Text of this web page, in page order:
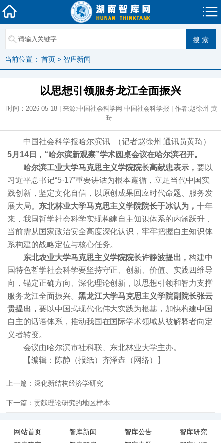
当前位置： 首页 > 智库新闻
以思想引领服务龙江全面振兴
时间：2026-05-18 | 来源:中国社会科学网-中国社会科学报 | 作者:赵徐州 黄
琦
中国社会科学报哈尔滨讯 （记者赵徐州 通讯员黄琦）
5月14日，“哈尔滨新观察”学术圆桌会议在哈尔滨召开。
哈尔滨工业大学马克思主义学院院长高献忠表示， 要以
习近平总书记“5·17”重要讲话为根本遵循，立足当代中国实
践创新，坚定文化自信，以原创成果回应时代命题、服务发
展大局。 东北林业大学马克思主义学院院长于冰认为， 十年
来，我国哲学社会科学实现构建自主知识体系的内涵跃升，
当前需从国家政治安全高度深化认识，牢牢把握自主知识体
系构建的战略定位与核心任务。
东北农业大学马克思主义学院院长许静波提出， 构建中
国特色哲学社会科学要坚持守正、创新、价值、实践四维导
向，锚定正确方向、深化理论创新，以思想引领和智力支撑
服务龙江全面振兴。 黑龙江大学马克思主义学院副院长张云
贵提出， 要以中国式现代化伟大实践为根基，加快构建中国
自主的话语体系，推动我国在国际学术领域从被解释者向定
义者转变。
会议由哈尔滨市社科联、东北林业大学主办。
【编辑：陈静（报纸）齐泽垚（网络）】
上一篇：深化新结构经济学研究
下一篇：贡献理论研究的地区样本
网站首页 智库新闻 智库公告
智库研究